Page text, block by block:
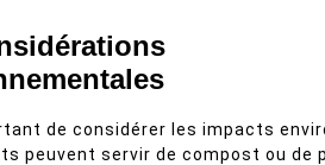
de considérer les impacts
peuvent servir de compost ou